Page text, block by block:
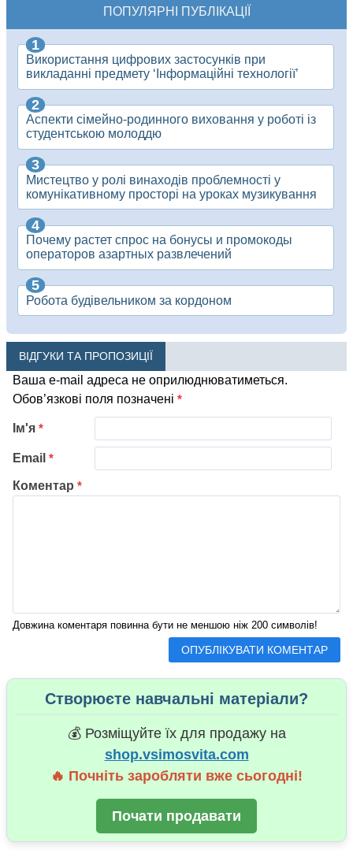
ПОПУЛЯРНІ ПУБЛІКАЦІЇ
Використання цифрових застосунків при
викладанні предмету ‘Інформаційні технології’
Аспекти сімейно-родинного виховання у роботі із
студентською молоддю
Мистецтво у ролі винаходів проблемності у
комунікативному просторі на уроках музикування
Почему растет спрос на бонусы и промокоды
операторов азартных развлечений
Робота будівельником за кордоном
ВІДГУКИ ТА ПРОПОЗИЦІЇ
Ваша e-mail адреса не оприлюднюватиметься.
Обов’язкові поля позначені *
Коментар *
Довжина коментаря повинна бути не меншою ніж 200 символів!
Ім'я *
Email *
Створюєте навчальні матеріали?
💰 Розміщуйте їх для продажу на
shop.vsimosvita.com
🔥 Почніть заробляти вже сьогодні!
Почати продавати